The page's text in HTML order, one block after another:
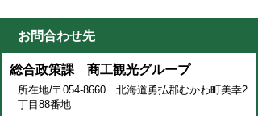
お問合わせ先
総合政策課 商工観光グループ
所在地/〒054-8660 北海道勇払郡むかわ町美幸2
丁目88番地